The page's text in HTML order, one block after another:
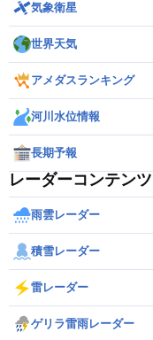
気象衛星
世界天気
アメダスランキング
河川水位情報
長期予報
レーダーコンテンツ
雨雲レーダー
積雪レーダー
雷レーダー
ゲリラ雷雨レーダー